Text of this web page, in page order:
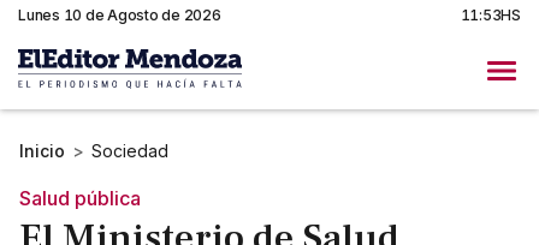
Lunes 10 de Agosto de 2026 11:53HS
Inicio > Sociedad
Salud pública